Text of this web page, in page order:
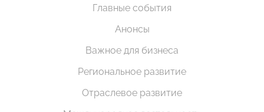
Главные события
Анонсы
Важное для бизнеса
Региональное развитие
Отраслевое развитие